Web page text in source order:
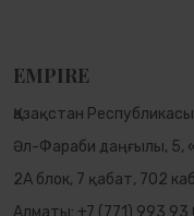
EMPIRE
Қазақстан
Әл-Фараби даңғылы, 5,
2А блок, 7 қабат, 702
Алматы: +7 (771) 993 93